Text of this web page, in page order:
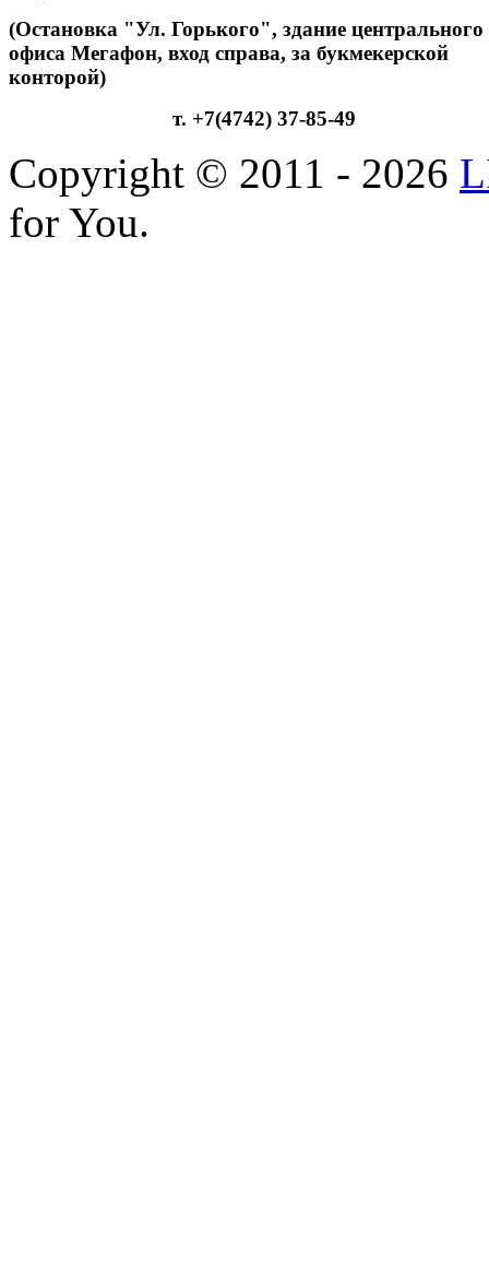
(Остановка "Ул. Горького", здание центрального
офиса Мегафон, вход справа, за букмекерской
конторой)
т. +7(4742) 37-85-49
Copyright © 2011 - 2026
for You.